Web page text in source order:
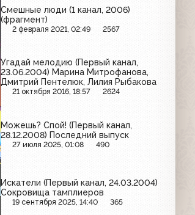
Смешные люди (1 канал, 2006)
(фрагмент)
2 февраля 2021, 02:49 2567
Угадай мелодию (Первый канал,
23.06.2004) Марина Митрофанова,
Дмитрий Пентелюк, Лилия Рыбакова
21 октября 2016, 18:57 2624
Можешь? Спой! (Первый канал,
28.12.2008) Последний выпуск
27 июля 2025, 01:08 490
Искатели (Первый канал, 24.03.2004)
Сокровища тамплиеров
19 сентября 2025, 14:40 365